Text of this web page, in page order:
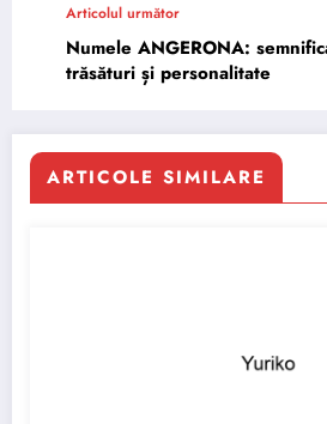
Articolul următor
Numele ANGERONA:
trăsături și personalitate
ARTICOLE SIMILARE